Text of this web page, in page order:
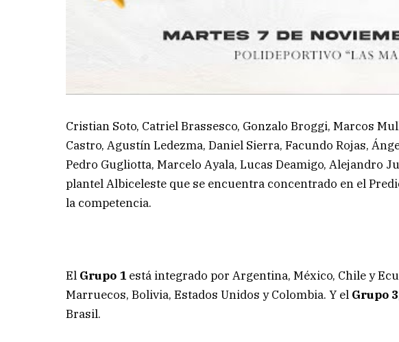
Cristian Soto, Catriel Brassesco, Gonzalo Broggi, Marcos
Castro, Agustín Ledezma, Daniel Sierra, Facundo Rojas,
Pedro Gugliotta, Marcelo Ayala, Lucas Deamigo, Alejandro
plantel Albiceleste que se encuentra concentrado en el
la competencia.
El Grupo 1 está integrado por Argentina, México, Chile y
Marruecos, Bolivia, Estados Unidos y Colombia. Y el Grupo 3
Brasil.